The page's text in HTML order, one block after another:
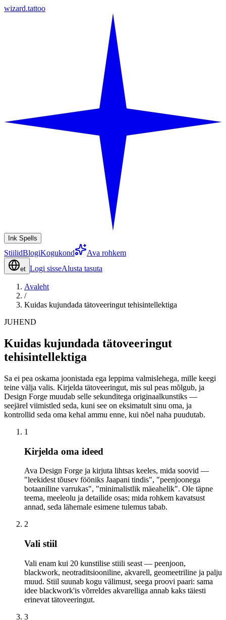
wizard.tattoo
Ink Spells
StiilidBlogiKogukond Ava rohkem
et Logi sisseAlusta tasuta
Avaleht
/
Kuidas kujundada tätoveeringut tehisintellektiga
JUHEND
Kuidas kujundada tätoveeringut
tehisintellektiga
Sa ei pea oskama joonistada ega leppima valmislehega, mille keegi
teine välja valis. Kirjelda tätoveeringut, mis sul peas mõlgub, ja
Design Forge muudab selle sekunditega originaalkunstiks —
seejärel viimistled seda, kuni see on eksimatult sinu oma, ja
kontrollid seda oma kehal ammu enne, kui nõel naha puudutab.
1
Kirjelda oma ideed
Ava Design Forge ja kirjuta lihtsas keeles, mida soovid —
"leekidest tõusev fööniks Jaapani tindis", "peenjoonega
botaaniline varrukas", "minimalistlik mäeahelik". Ole täpne
teema, meeleolu ja detailide osas; mida rohkem kavatsust
annad, seda lähemale esimene tulemus tabab.
2
Vali stiil
Vali enam kui 20 kunstilise stiili seast — peenjoon,
blackwork, neotraditsiooniline, akvarell, geomeetriline ja palju
muud. Stiil suunab kogu välimust, seega proovi paari: sama
idee blackwork'is võrreldes akvarelliga annab kaks täiesti
erinevat tätoveeringut.
3